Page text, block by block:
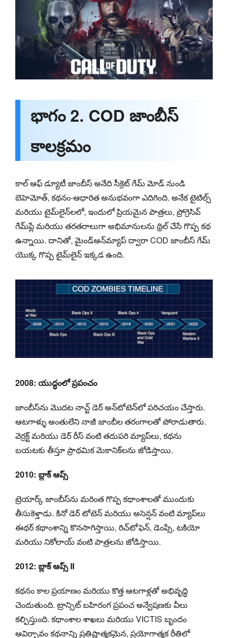
భాగం 2. COD జాంబీస్
కాలక్రమం
కాల్ ఆఫ్ డ్యూటీ జాంబీస్ అనేది సీక్రెట్ గేమ్ మోడ్ నుండి
బెహెమోత్, కథనం-ఆధారిత అనుభవంగా ఎదిగింది. అనేక టైటిల్స్
మరియు టైమ్‌లైన్‌లలో, ఇందులో ప్రియమైన పాత్రలు, ప్రోగ్రెసివ్
గేమ్‌ప్లే మరియు తరతరాలుగా అభిమానులను థ్రిల్ చేసే గొప్ప కథ
ఉన్నాయి. దానితో, మైండ్‌ఆన్‌మ్యాప్ ద్వారా COD జాంబీస్ గేమ్
యొక్క గొప్ప టైమ్‌లైన్ ఇక్కడ ఉంది.
2008: యుద్ధంలో ప్రపంచం
జాంబీస్‌ను మొదట నాచ్ట్ డెర్ అన్‌టోటెన్‌లో పరిచయం చేస్తారు.
ఆటగాళ్ళు అంతులేని నాజీ జాంబీల తరంగాలతో పోరాడుతారు.
వెర్రక్ట్ మరియు డెర్ రీస్ వంటి తదుపరి మ్యాప్‌లు, కథను
బయటకు తీస్తూ ప్రాథమిక మెకానిక్‌లను జోడిస్తాయి.
2010: బ్లాక్ ఆప్స్
ట్రెయార్క్ జాంబీస్‌ను మరింత గొప్ప కథాంశాలతో ముందుకు
తీసుకెళ్తాడు. కినో డెర్ టోటెన్ మరియు అసెన్షన్ వంటి మ్యాప్‌లు
ఈథర్ కథాంశాన్ని కొనసాగిస్తాయి, రిచ్‌టోఫెన్, డెంప్సే, టకియో
మరియు నికోలాయ్ వంటి పాత్రలను జోడిస్తాయి.
2012: బ్లాక్ ఆప్స్ II
కథనం కాల ప్రయాణం మరియు కొత్త ఆటగాళ్లతో అభివృద్ధి
చెందుతుంది. ట్రాన్సిట్ బహిరంగ ప్రపంచ అన్వేషణకు వీలు
కల్పిస్తుంది. కథాంశాల శాఖలు మరియు VICTIS బృందం
ఆవిర్భావం కథనాన్ని ప్రతిష్టాత్మకమైన, ప్రయోగాత్మక రీతిలో